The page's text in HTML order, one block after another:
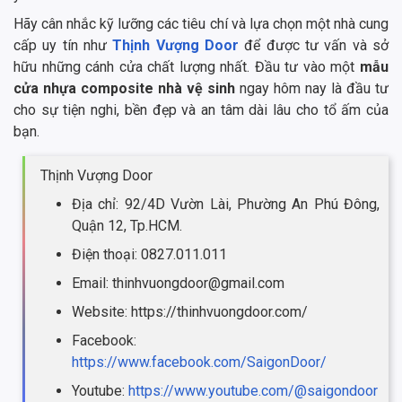
Hãy cân nhắc kỹ lưỡng các tiêu chí và lựa chọn một nhà cung
cấp uy tín nhưThịnh Vượng Door để được tư vấn và sở
hữu những cánh cửa chất lượng nhất. Đầu tư vào một mẫu
cửa nhựa composite nhà vệ sinh ngay hôm nay là đầu tư
cho sự tiện nghi, bền đẹp và an tâm dài lâu cho tổ ấm của
bạn.
Thịnh Vượng Door
Địa chỉ: 92/4D Vườn Lài, Phường An Phú Đông,
Quận 12, Tp.HCM.
Điện thoại: 0827.011.011
Email: thinhvuongdoor@gmail.com
Website: https://thinhvuongdoor.com/
Facebook:
https://www.facebook.com/SaigonDoor/
Youtube: https://www.youtube.com/@saigondoor